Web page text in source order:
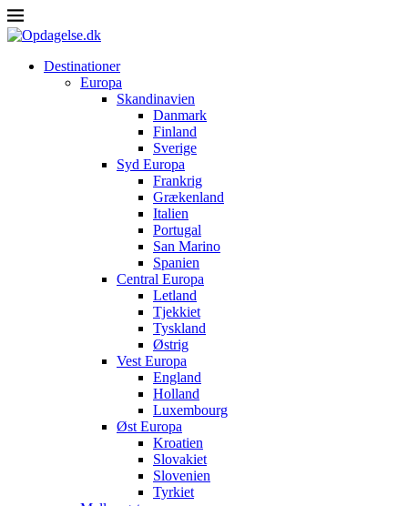
Destinationer
Europa
Skandinavien
Danmark
Finland
Sverige
Syd Europa
Frankrig
Grækenland
Italien
Portugal
San Marino
Spanien
Central Europa
Letland
Tjekkiet
Tyskland
Østrig
Vest Europa
England
Holland
Luxembourg
Øst Europa
Kroatien
Slovakiet
Slovenien
Tyrkiet